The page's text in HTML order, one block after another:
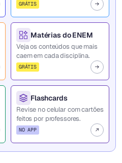
GRÁTIS
Matérias do ENEM
Veja os conteúdos que mais
caem em cada disciplina.
GRÁTIS
Flashcards
Revise no celular com cartões
feitos por professores.
NO APP